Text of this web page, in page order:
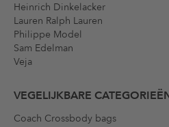
Heinrich Dinkelacker
Lauren Ralph Lauren
Philippe Model
Sam Edelman
Veja
VEGELIJKBARE
Coach Crossbody bags